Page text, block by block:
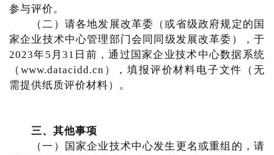
参与评价。
（二）请各地发展改革委（或省级政府规定的国
家企业技术中心管理部门会同同级发展改革委），于
2023年5月31日前，通过国家企业技术中心数据系统
（www.datacidd.cn），填报评价材料电子文件（无
需提供纸质评价材料）。
三、其他事项
（一）国家企业技术中心发生更名或重组的，请